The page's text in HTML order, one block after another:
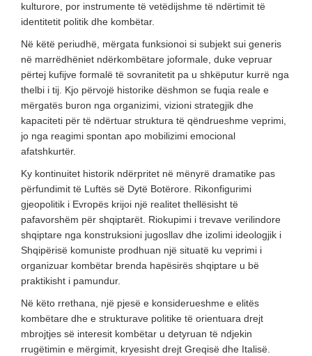
kulturore, por instrumente të vetëdijshme të ndërtimit të
identitetit politik dhe kombëtar.
Në këtë periudhë, mërgata funksionoi si subjekt sui generis
në marrëdhëniet ndërkombëtare joformale, duke vepruar
përtej kufijve formalë të sovranitetit pa u shkëputur kurrë nga
thelbi i tij. Kjo përvojë historike dëshmon se fuqia reale e
mërgatës buron nga organizimi, vizioni strategjik dhe
kapaciteti për të ndërtuar struktura të qëndrueshme veprimi,
jo nga reagimi spontan apo mobilizimi emocional
afatshkurtër.
Ky kontinuitet historik ndërpritet në mënyrë dramatike pas
përfundimit të Luftës së Dytë Botërore. Rikonfigurimi
gjeopolitik i Evropës krijoi një realitet thellësisht të
pafavorshëm për shqiptarët. Riokupimi i trevave verilindore
shqiptare nga konstruksioni jugosllav dhe izolimi ideologjik i
Shqipërisë komuniste prodhuan një situatë ku veprimi i
organizuar kombëtar brenda hapësirës shqiptare u bë
praktikisht i pamundur.
Në këto rrethana, një pjesë e konsiderueshme e elitës
kombëtare dhe e strukturave politike të orientuara drejt
mbrojtjes së interesit kombëtar u detyruan të ndjekin
rrugëtimin e mërgimit, kryesisht drejt Greqisë dhe Italisë.